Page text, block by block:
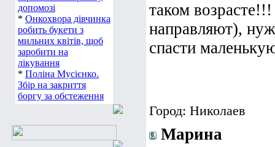
допомозі
* Онкохвора дівчинка
робить букети з
мильних квітів, щоб
заробити на
лікування
* Поліна Мусієнко.
Збір на закриття
боргу за обстеження
таком
направляют),
спасти
Город: Николаев
Марина